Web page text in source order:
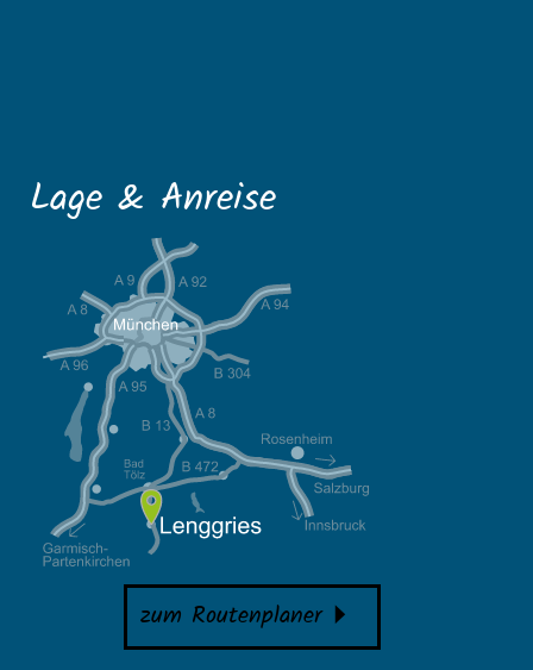
Lage & Anreise
zum Routenplaner